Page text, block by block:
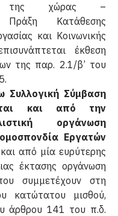
της χώρας –
Κατάθεσης
και Κοινωνικής
έκθεση
της παρ. 2.1/β’ του
Συλλογική Σύμβαση
και από την
οργάνωση
Εργατών
από μία ευρύτερης
έκτασης οργάνωση
συμμετέχουν στη
κατώτατου μισθού,
άρθρου 141 του π.δ.